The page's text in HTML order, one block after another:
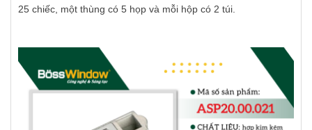
25 chiếc, một thùng có 5 họp và mỗi hộp có 2 túi.